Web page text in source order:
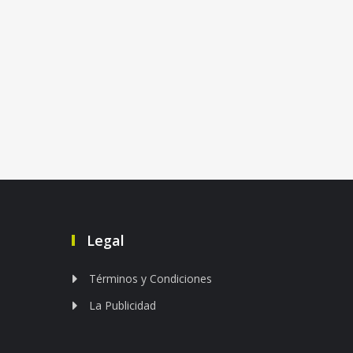
Legal
Términos y Condiciones
La Publicidad